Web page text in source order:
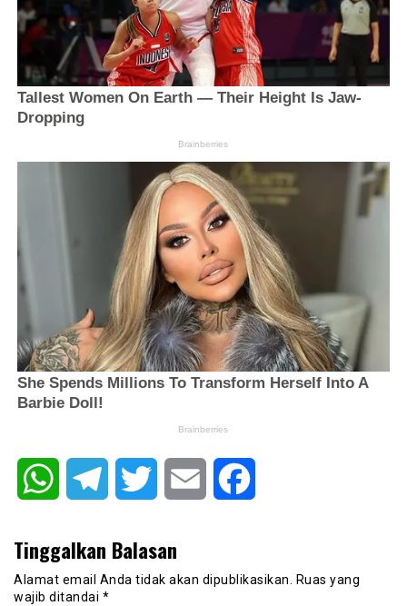
WhatsAppTelegram Twitter Email
Tinggalkan Balasan
Alamat email Anda tidak akan dipublikasikan.
Ruas yang
wajib ditandai *